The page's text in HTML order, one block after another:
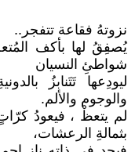
نزوتهُ فقاعة تتفجر..
يُصفِقُ له‍ا بأكف
شواطئِ النسيان
ليودِعها تَتَنابزُ
والوجوم والألم.
لم يتعظْ ، فيعودُ
بثمالةِ الرعشات،